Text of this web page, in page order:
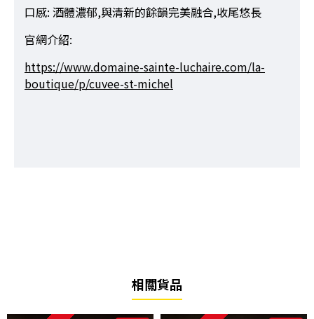
口感: 酒體濃郁,與清新的餘韻完美融合,收尾悠長
官網介紹:
https://www.domaine-sainte-luchaire.com/la-
boutique/p/cuvee-st-michel
相關貨品